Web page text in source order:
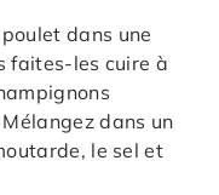
dans une
faites-les cuire à
dans un
le sel et